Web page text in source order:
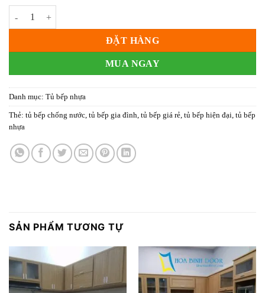
ĐẶT HÀNG
MUA NGAY
Danh mục: Tủ bếp nhựa
Thẻ: tủ bếp chống nước, tủ bếp gia đình, tủ bếp giá rẻ, tủ bếp hiện đại, tủ bếp
nhựa
SẢN PHẨM TƯƠNG TỰ